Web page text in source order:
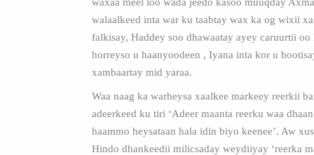
walaalkeed inta war ku taabtay wax ka og wixii
falkisay, Haddey soo dhawaatay ayey caruurtii oo
horreyso u haanyoodeen , Iyana inta kor u
xambaartay mid yaraa.
Waa naag ka warheysa xaalkee markeey reerkii
adeerkeed ku tiri ‘Adeer maanta reerku waa
haammo heysataan hala idin biyo keenee’. Aw
Hindo dhankeedii milicsaday weydiiyay ‘reerka